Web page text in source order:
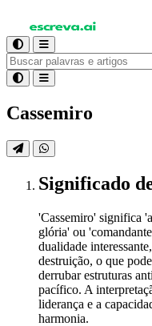
Cassemiro
Significado
'Cassemiro' significa
glória' ou
dualidade
destruição, o que
derrubar estruturas
pacífico. A
liderança e a
harmonia.